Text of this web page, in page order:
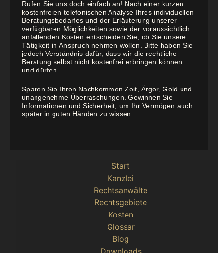
Rufen Sie uns doch einfach an! Nach einer kurzen
kostenfreien telefonischen Analyse Ihres individuellen
Beratungsbedarfes und der Erläuterung unserer
verfügbaren Möglichkeiten sowie der voraussichtlich
anfallenden Kosten entscheiden Sie, ob Sie unsere
Tätigkeit in Anspruch nehmen wollen. Bitte haben Sie
jedoch Verständnis dafür, dass wir die rechtliche
Beratung selbst nicht kostenfrei erbringen können
und dürfen.
Sparen Sie Ihren Nachkommen Zeit, Ärger, Geld und
unangenehme Überraschungen. Gewinnen Sie
Informationen und Sicherheit, um Ihr Vermögen auch
später in guten Händen zu wissen.
Start
Kanzlei
Rechtsanwälte
Rechtsgebiete
Kosten
Glossar
Blog
Downloads